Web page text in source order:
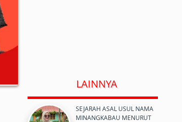
LAINNYA
SEJARAH ASAL USUL NAMA
MINANGKABAU MENURUT